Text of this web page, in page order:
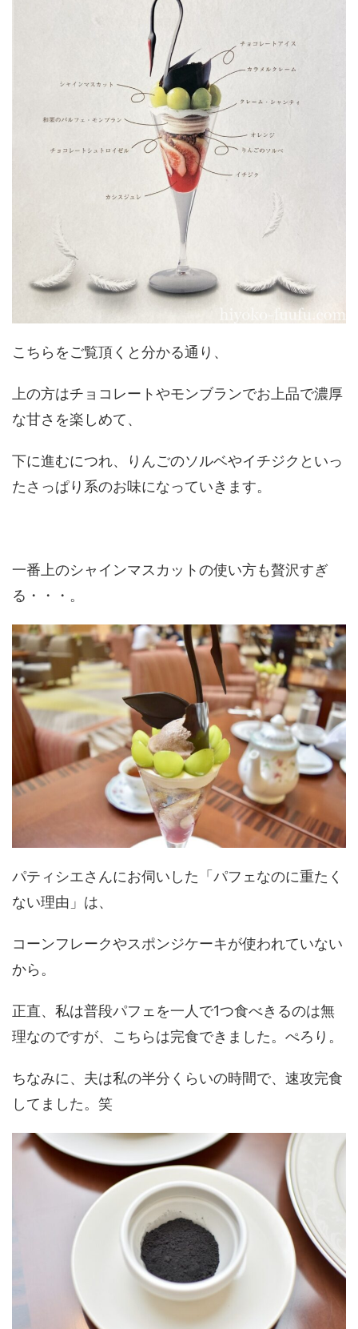
こちらをご覧頂くと分かる通り、
上の方はチョコレートやモンブランでお上品で濃厚
な甘さを楽しめて、
下に進むにつれ、りんごのソルベやイチジクといっ
たさっぱり系のお味になっていきます。
一番上のシャインマスカットの使い方も贅沢すぎ
る・・・。
パティシエさんにお伺いした「パフェなのに重たく
ない理由」は、
コーンフレークやスポンジケーキが使われていない
から。
正直、私は普段パフェを一人で1つ食べきるのは無
理なのですが、こちらは完食できました。ぺろり。
ちなみに、夫は私の半分くらいの時間で、速攻完食
してました。笑